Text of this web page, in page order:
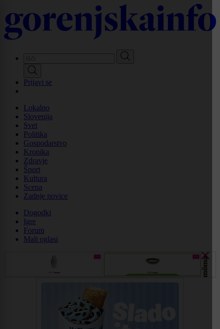
to
main
content
Prijavi se
Lokalno
Slovenija
Svet
Politika
Gospodarstvo
Kronika
Zdravje
Šport
Kultura
Scena
Zadnje novice
Dogodki
Igre
Forum
Mali oglasi